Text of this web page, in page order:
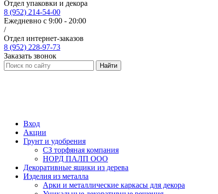
Отдел упаковки и декора
8 (952) 214-54-00
Ежедневно с 9:00 - 20:00
/
Отдел интернет-заказов
8 (952) 228-97-73
Заказать звонок
Найти
Вход
Акции
Грунт и удобрения
СЗ торфяная компания
НОРД ПАЛП ООО
Декоративные ящики из дерева
Изделия из металла
Арки и металлические каркасы для декора